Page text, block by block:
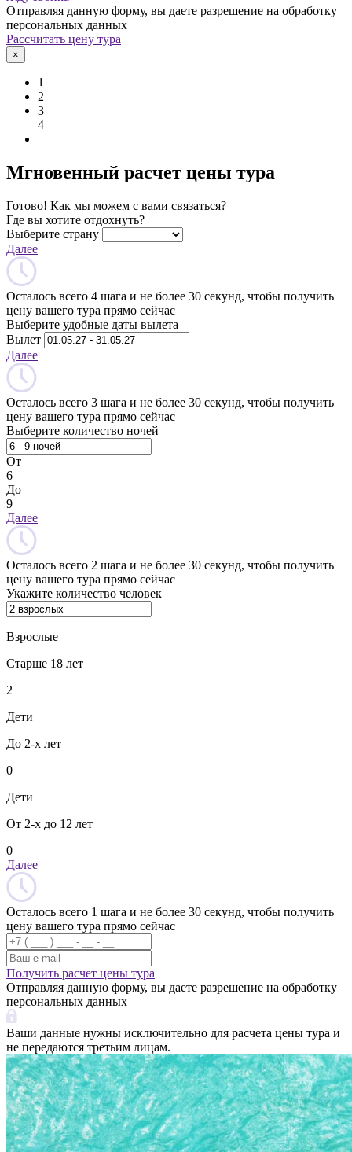
Отправляя данную форму, вы даете разрешение на обработку
персональных данных
Рассчитать цену тура
×
1
2
3
4
Мгновенный расчет цены тура
Готово! Как мы можем с вами связаться?
Где вы хотите отдохнуть?
Выберите страну
Далее
Осталось всего 4 шага и не более 30 секунд, чтобы получить
цену вашего тура прямо сейчас
Выберите удобные даты вылета
Вылет
Далее
Осталось всего 3 шага и не более 30 секунд, чтобы получить
цену вашего тура прямо сейчас
Выберите количество ночей
От
6
До
9
Далее
Осталось всего 2 шага и не более 30 секунд, чтобы получить
цену вашего тура прямо сейчас
Укажите количество человек
Взрослые
Старше 18 лет
2
Дети
До 2-х лет
0
Дети
От 2-х до 12 лет
0
Далее
Осталось всего 1 шага и не более 30 секунд, чтобы получить
цену вашего тура прямо сейчас
Получить расчет цены тура
Отправляя данную форму, вы даете разрешение на обработку
персональных данных
Ваши данные нужны исключительно для расчета цены тура и
не передаются третьим лицам.